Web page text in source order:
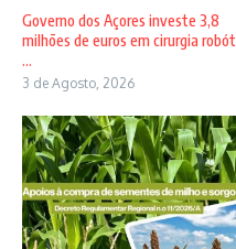
Governo dos Açores investe 3,8
milhões de euros em cirurgia robót
...
3 de Agosto, 2026